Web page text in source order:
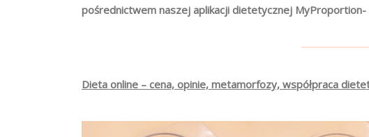
pośrednictwem naszej aplikacji dietetycznej MyProportion-
Dieta online – cena, opinie, metamorfozy, współpraca